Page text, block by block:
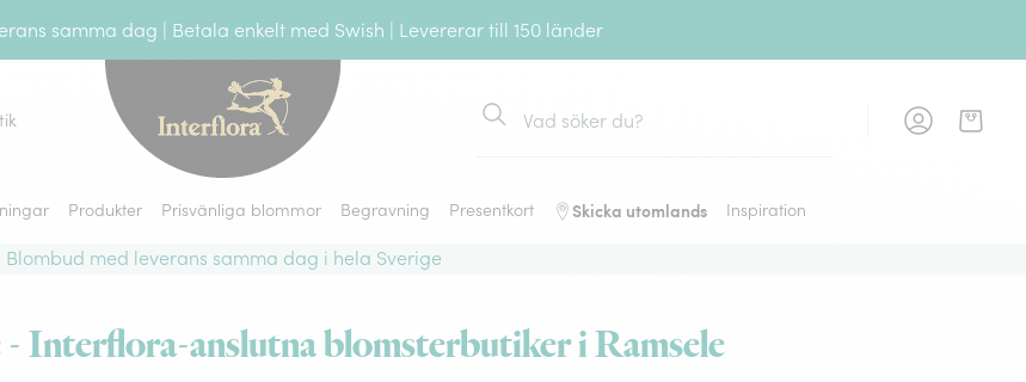
samma dag | Betala enkelt med Swish | Levererar till 150 länder
Produkter Prisvänliga blommor Begravning Presentkort Skicka utomlands Inspiration
Blombud med leverans samma dag i hela Sverige
Interflora-anslutna blomsterbutiker i Ramsele